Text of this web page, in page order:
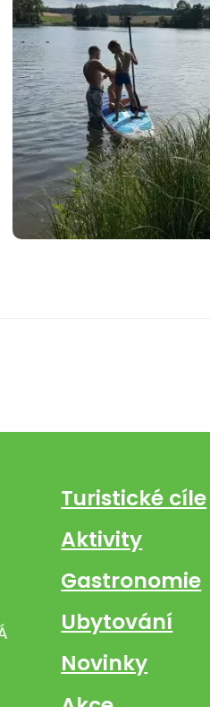
Turistické cíle
Aktivity
Gastronomie
Ubytování
Novinky